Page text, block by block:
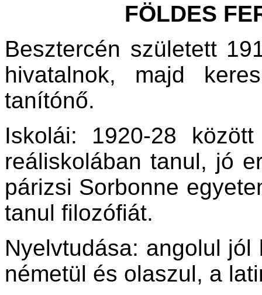
FÖLDES
Besztercén született
hivatalnok, majd
tanítónő.
Iskolái: 1920-28
reáliskolában tanul, jó
párizsi Sorbonne
tanul filozófiát.
Nyelvtudása: angolul
németül és olaszul, a